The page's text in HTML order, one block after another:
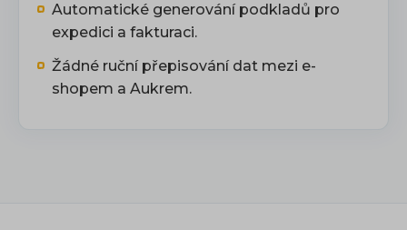
Automatické generování podkladů pro
expedici a fakturaci.
Žádné ruční přepisování dat mezi e-
shopem a Aukrem.